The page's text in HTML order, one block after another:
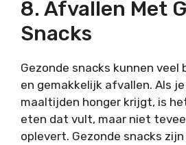
8. Afvallen Met
Snacks
Gezonde snacks kunnen veel
en gemakkelijk afvallen. Als
maaltijden honger krijgt, is
eten dat vult, maar niet
oplevert. Gezonde snacks